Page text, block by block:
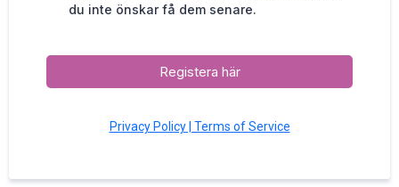
du inte önskar få dem senare.
Registera här
Privacy Policy | Terms of Service